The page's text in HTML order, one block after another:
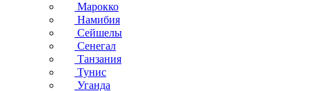
Марокко
Намибия
Сейшелы
Сенегал
Танзания
Тунис
Уганда